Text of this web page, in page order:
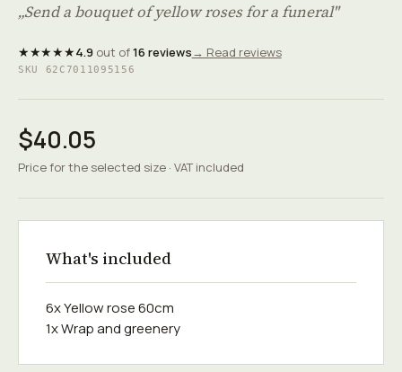
„Send a bouquet of yellow roses for a funeral"
★★★★★4.9out of16 reviews→ Read reviews
SKU 62C7011095156
$40.05
Price for the selected size · VAT included
What's included
6x Yellow rose 60cm
1x Wrap and greenery